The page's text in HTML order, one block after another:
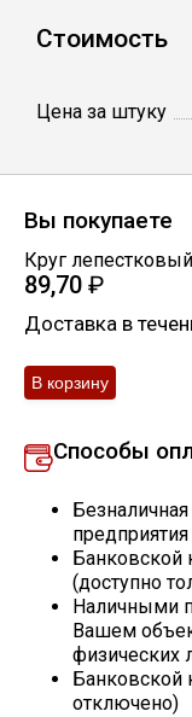
Квадрат
Полоса
Катанка
Круг
Сетка
Круги
Стоимость
Цена за штуку
Вы покупаете
Круг
89,70 ₽
Доставка в
Способы
предприятия
Банковской
(доступно
Наличными
Вашем
физических
Банковской
отключено)